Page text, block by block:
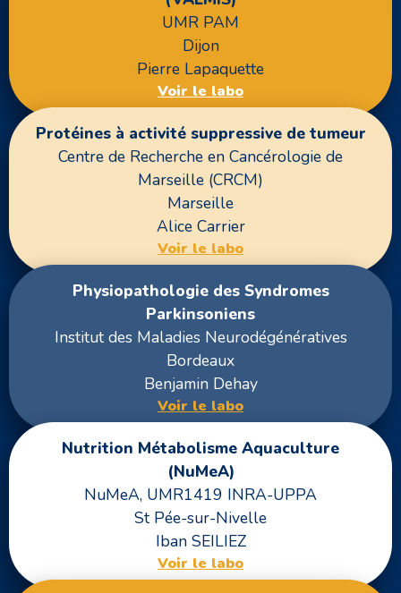
UMR PAM
Dijon
Pierre Lapaquette
Voir le labo
Protéines à activité suppressive de tumeur
Centre de Recherche en Cancérologie de
Marseille (CRCM)
Marseille
Alice Carrier
Voir le labo
Physiopathologie des Syndromes
Parkinsoniens
Institut des Maladies Neurodégénératives
Bordeaux
Benjamin Dehay
Voir le labo
Nutrition Métabolisme Aquaculture
(NuMeA)
NuMeA, UMR1419 INRA-UPPA
St Pée-sur-Nivelle
Iban SEILIEZ
Voir le labo